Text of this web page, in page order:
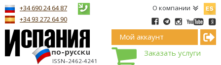
О компании
ISSN–2462-4241
+34 690 24 64 87
+34 93 272 64 90
Мой аккаунт
Заказать услуги